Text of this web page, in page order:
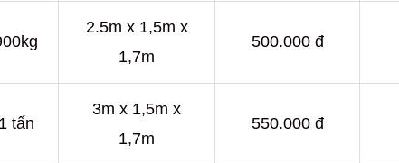
2.5m x 1,5m x
1,7m
500.000 đ
tấn
3m x 1,5m x
1,7m
550.000 đ